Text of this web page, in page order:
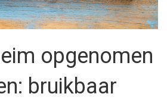
opgenomen
bruikbaar